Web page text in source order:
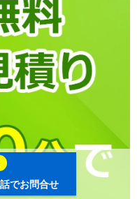
でお問合せ